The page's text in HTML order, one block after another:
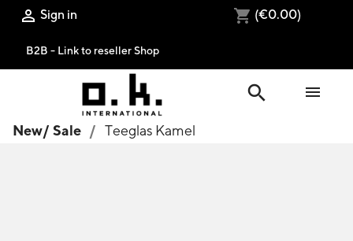
 Sign in shopping_cart (€0.00)
B2B - Link to reseller Shop
search 
New/ Sale Teeglas Kamel